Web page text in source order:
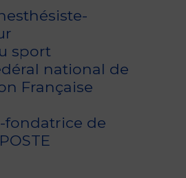
sport
national de
Française
fondatrice de